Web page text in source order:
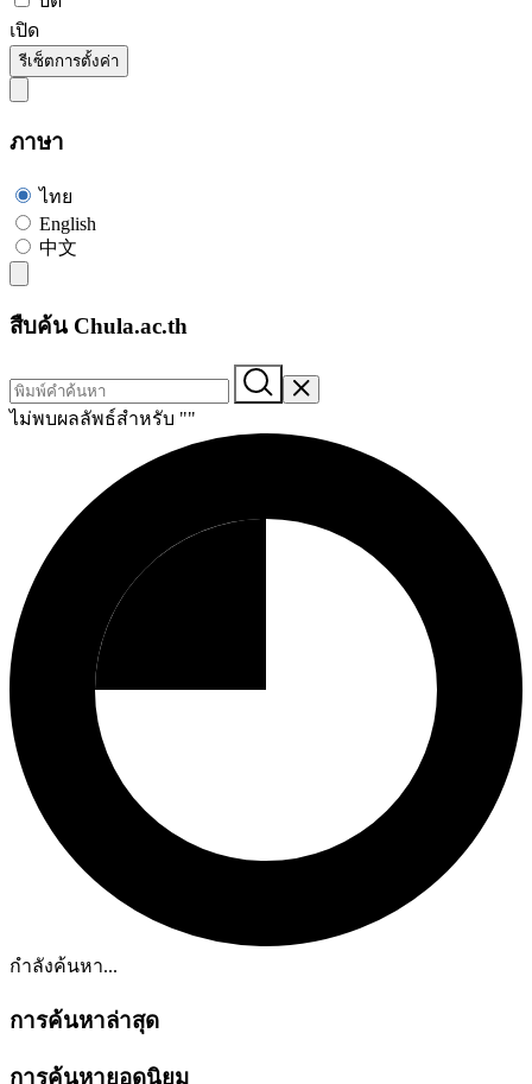
เปิด
รีเซ็ตการตั้งค่า
ภาษา
ไทย
English
中文
สืบค้น Chula.ac.th
ไม่พบผลลัพธ์สำหรับ ""
กำลังค้นหา...
การค้นหาล่าสุด
การค้นหายอดนิยม